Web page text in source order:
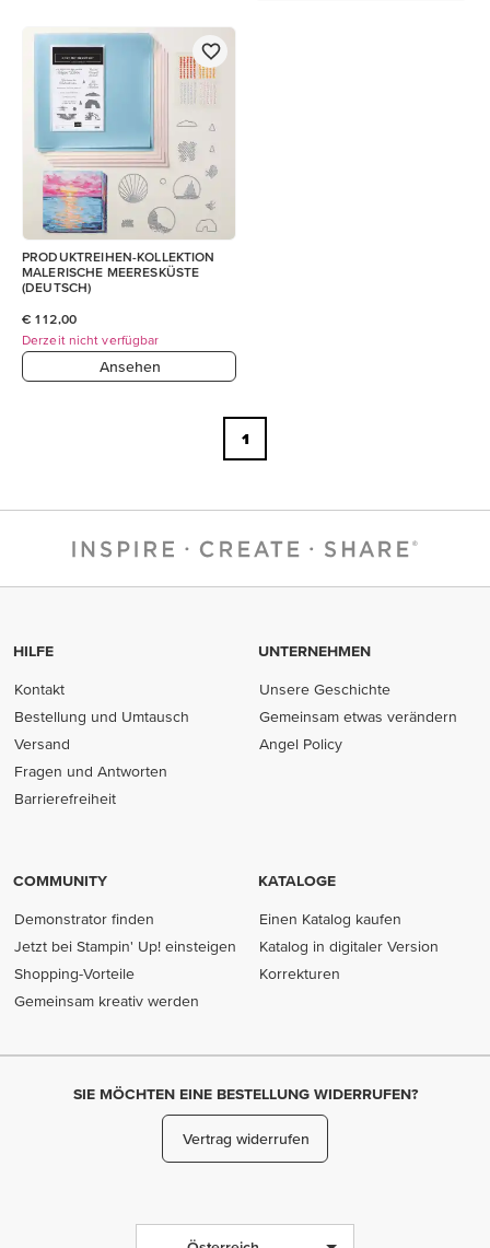
PRODUKTREIHEN-KOLLEKTION
MALERISCHE MEERESKÜSTE
(DEUTSCH)
€ 112,00
Derzeit nicht verfügbar
Ansehen
1
HILFE
Kontakt
Bestellung und Umtausch
Versand
Fragen und Antworten
Barrierefreiheit
UNTERNEHMEN
Unsere Geschichte
Gemeinsam etwas verändern
Angel Policy
COMMUNITY
Demonstrator finden
Jetzt bei Stampin' Up! einsteigen
Shopping-Vorteile
Gemeinsam kreativ werden
KATALOGE
Einen Katalog kaufen
Katalog in digitaler Version
Korrekturen
SIE MÖCHTEN EINE BESTELLUNG WIDERRUFEN?
Vertrag widerrufen